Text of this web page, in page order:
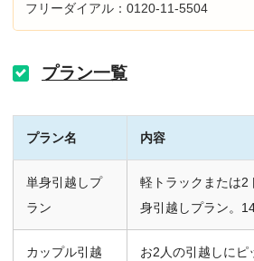
フリーダイアル：0120-11-5504
プラン一覧
プラン名 内容
単身引越しプ
ラン
軽トラックまたは2
身引越しプラン。
カップル引越
お2人の引越しにピ